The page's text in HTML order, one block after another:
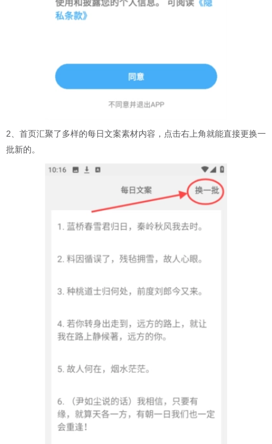
2、首页汇聚了多样的每日文案素材内容，点击右上角就能直接更换一
批新的。